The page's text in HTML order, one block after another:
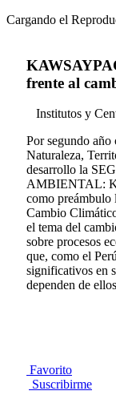
Cargando el
frente al
Institutos y
Por segundo
Naturaleza,
desarrollo la
AMBIENTAL:
como preámbulo
Cambio
el tema del
sobre procesos
que, como el
significativos en
dependen de
Favorito
Suscribirme